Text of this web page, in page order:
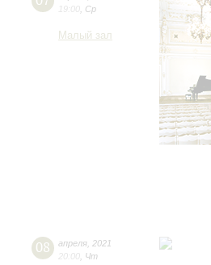
19:00 Ср
Малый зал
08 апреля 2021
20:00 Чт